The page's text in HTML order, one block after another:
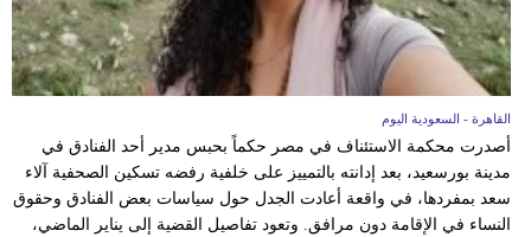
القاهرة - السعودية اليوم
أصدرت محكمة الاستئناف في مصر حكماً بحبس مدير أحد الفنادق في
مدينة بورسعيد، بعد إدانته بالتمييز على خلفية رفضه تسكين الصحفية آلاء
سعد بمفردها، في واقعة أعادت الجدل حول سياسات بعض الفنادق وحقوق
النساء في الإقامة دون مرافق. وتعود تفاصيل القضية إلى يناير الماضي،